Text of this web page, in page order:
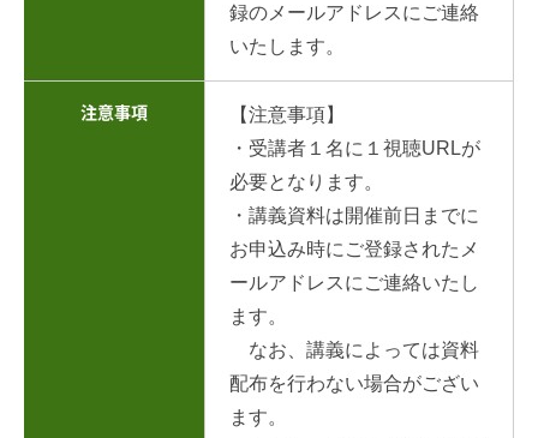
録のメールアドレスにご連絡
いたします。
注意事項
【注意事項】
・受講者１名に１視聴URLが
必要となります。
・講義資料は開催前日までに
お申込み時にご登録されたメ
ールアドレスにご連絡いたし
ます。
なお、講義によっては資料
配布を行わない場合がござい
ます。